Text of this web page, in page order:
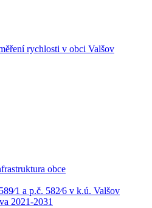
rychlosti v obci Valšov
obce
a p.č. 582⁄6 v k.ú. Valšov
2021-2031